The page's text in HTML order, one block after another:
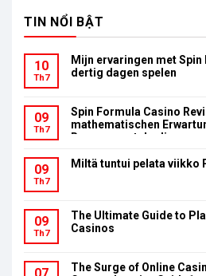
TIN NỔI BẬT
10
Th7
Mijn ervaringen met Spin
dertig dagen spelen
09
Th7
Spin Formula Casino
mathematischen
Bonusumsatzbedingungen
09
Th7
Miltä tuntui pelata viikko
09
Th7
The Ultimate Guide to
Casinos
The Surge of Online Casino Sites: A